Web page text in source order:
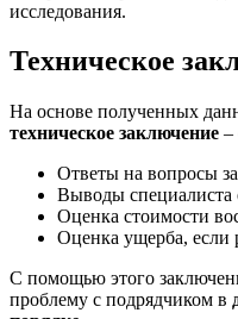
исследования.
Техническое
На основе полученных
техническое заключение –
Ответы на вопросы
Выводы специалиста
Оценка стоимости
Оценка ущерба, если
С помощью этого
проблему с подрядчиком в